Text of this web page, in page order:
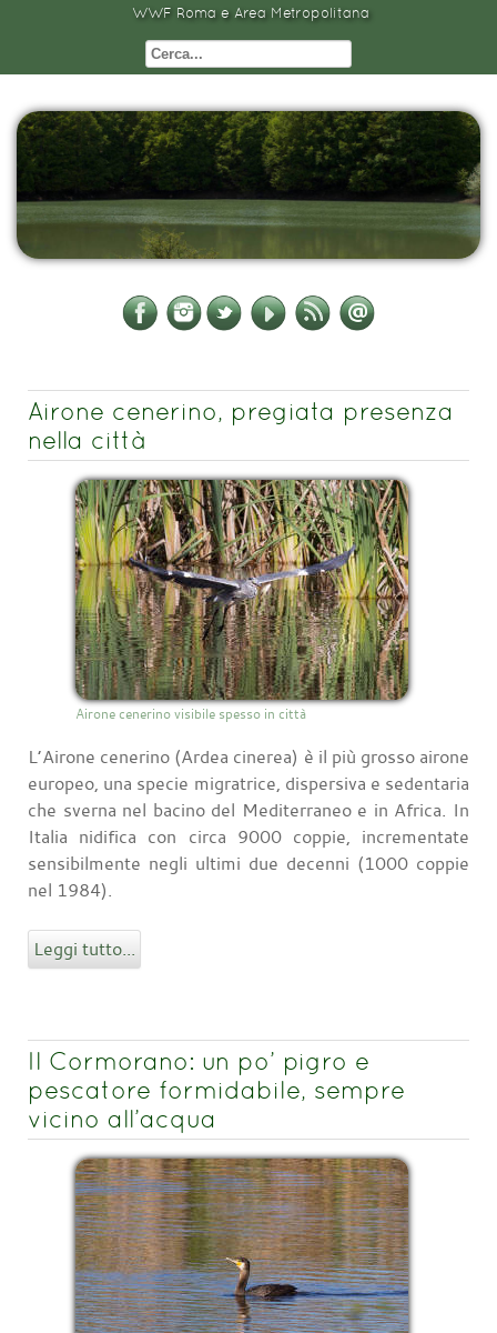
WWF Roma e Area Metropolitana
Airone cenerino, pregiata presenza
nella città
Airone cenerino visibile spesso in città
L’Airone cenerino (Ardea cinerea) è il più grosso airone
europeo, una specie migratrice, dispersiva e sedentaria
che sverna nel bacino del Mediterraneo e in Africa. In
Italia nidifica con circa 9000 coppie, incrementate
sensibilmente negli ultimi due decenni (1000 coppie
nel 1984).
Leggi tutto...
Il Cormorano: un po’ pigro e
pescatore formidabile, sempre
vicino all’acqua